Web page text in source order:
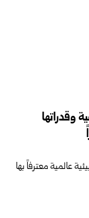
وقدراتها